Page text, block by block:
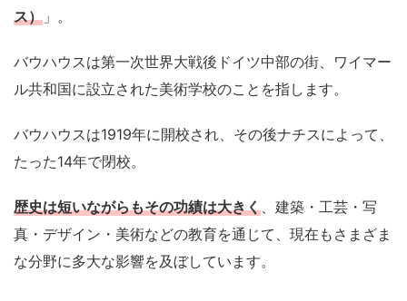
ス） 」。
バウハウスは第一次世界大戦後ドイツ中部の街、ワイマー
ル共和国に設立された美術学校のことを指します。
バウハウスは1919年に開校され、その後ナチスによって、
たった14年で閉校。
歴史は短いながらもその功績は大きく、建築・工芸・写
真・デザイン・美術などの教育を通じて、現在もさまざま
な分野に多大な影響を及ぼしています。